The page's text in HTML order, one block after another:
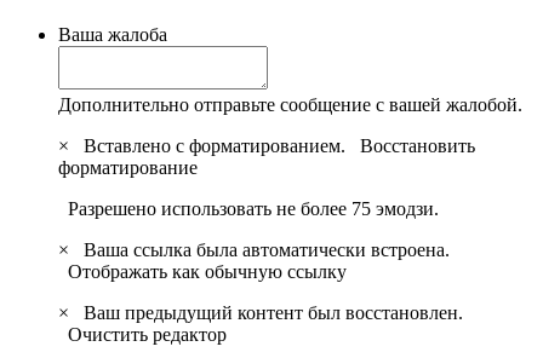
Ваша жалоба
Дополнительно отправьте сообщение с вашей жалобой.
×
Вставлено с форматированием. Восстановить
форматирование
Разрешено использовать не более 75 эмодзи.
×
Ваша ссылка была автоматически встроена.
Отображать как обычную ссылку
×
Ваш предыдущий контент был восстановлен.
Очистить редактор